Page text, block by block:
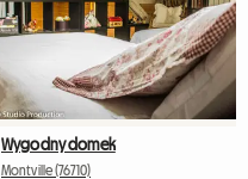
Wygodny domek
Montville (76710)